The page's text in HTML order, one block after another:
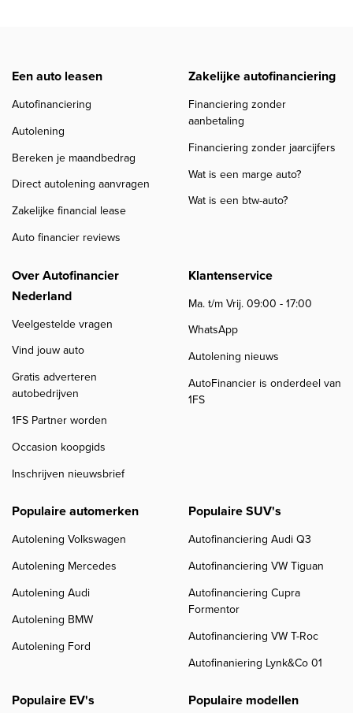
Een auto leasen
Autofinanciering
Autolening
Bereken je maandbedrag
Direct autolening aanvragen
Zakelijke financial lease
Auto financier reviews
Zakelijke autofinanciering
Financiering zonder
aanbetaling
Financiering zonder jaarcijfers
Wat is een marge auto?
Wat is een btw-auto?
Over Autofinancier
Nederland
Veelgestelde vragen
Vind jouw auto
Gratis adverteren
autobedrijven
1FS Partner worden
Occasion koopgids
Inschrijven nieuwsbrief
Klantenservice
Ma. t/m Vrij. 09:00 - 17:00
WhatsApp
Autolening nieuws
AutoFinancier is onderdeel van
1FS
Populaire automerken
Autolening Volkswagen
Autolening Mercedes
Autolening Audi
Autolening BMW
Autolening Ford
Populaire SUV's
Autofinanciering Audi Q3
Autofinanciering VW Tiguan
Autofinanciering Cupra
Formentor
Autofinanciering VW T-Roc
Autofinaniering Lynk&Co 01
Populaire EV's Populaire modellen